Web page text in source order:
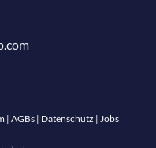
| AGBs | Datenschutz | Jobs